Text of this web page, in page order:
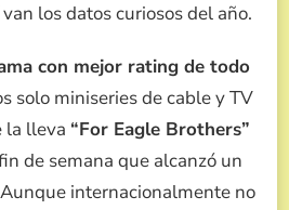
los datos curiosos del año.
con mejor rating de todo
solo miniseries de cable y TV
la lleva “For Eagle Brothers”
de semana que alcanzó un
internacionalmente no